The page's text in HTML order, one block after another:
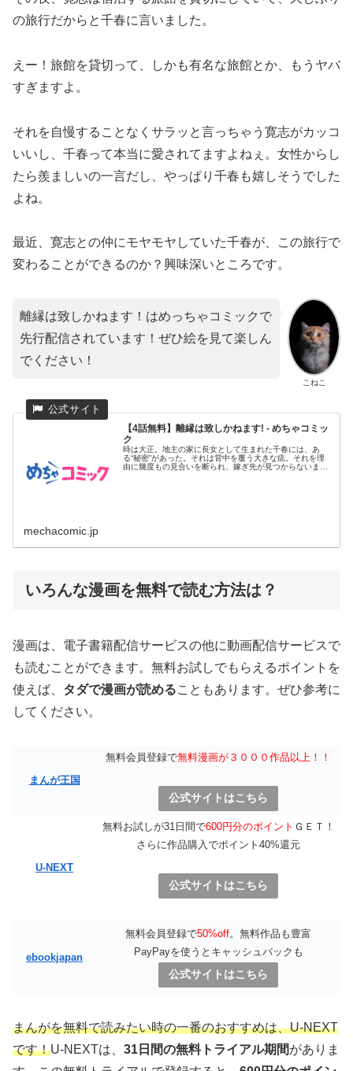
の旅行だからと千春に言いました。
えー！旅館を貸切って、しかも有名な旅館とか、もうヤバ
すぎますよ。
それを自慢することなくサラッと言っちゃう寛志がカッコ
いいし、千春って本当に愛されてますよねぇ。女性からし
たら羨ましいの一言だし、やっぱり千春も嬉しそうでした
よね。
最近、寛志との仲にモヤモヤしていた千春が、この旅行で
変わることができるのか？興味深いところです。
こねこ
離縁は致しかねます！はめっちゃコミックで
先行配信されています！ぜひ絵を見て楽しん
でください！
【4話無料】離縁は致しかねます! - めちゃコミッ
ク
時は大正。地主の家に長女として生まれた千春には、あ
る“秘密”があった。それは背中を覆う大きな痣。それを理
由に幾度もの見合いを断られ、嫁ぎ先が見つからないまま
mechacomic.jp
いろんな漫画を無料で読む方法は？
漫画は、電子書籍配信サービスの他に動画配信サービスで
も読むことができます。無料お試しでもらえるポイントを
使えば、 タダで漫画が読めることもあります。ぜひ参考に
してください。
まんが王国
無料会員登録で無料漫画が３０００作品以上！！
公式サイトはこちら
U-NEXT
無料お試しが31日間で600円分のポイント ＧＥＴ！
さらに作品購入でポイント40%還元
公式サイトはこちら
ebookjapan
無料会員登録で50%off。無料作品も豊富
PayPayを使うとキャッシュバックも
公式サイトはこちら
まんがを無料で読みたい時の一番のおすすめは、U-NEXT
です！U-NEXTは、 31日間の無料トライアル期間がありま